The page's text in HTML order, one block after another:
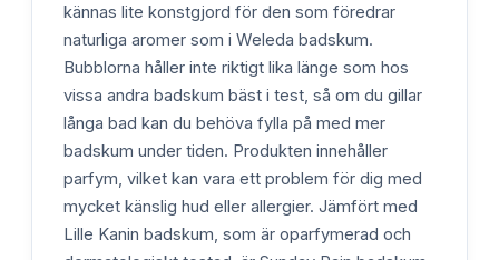
kännas lite konstgjord för den som föredrar
naturliga aromer som i Weleda badskum.
Bubblorna håller inte riktigt lika länge som hos
vissa andra badskum bäst i test, så om du gillar
långa bad kan du behöva fylla på med mer
badskum under tiden. Produkten innehåller
parfym, vilket kan vara ett problem för dig med
mycket känslig hud eller allergier. Jämfört med
Lille Kanin badskum, som är oparfymerad och